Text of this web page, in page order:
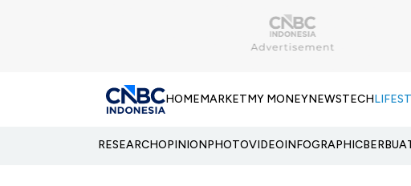
HOMEMARKETMY MONEYNEWSTECH
RESEARCHOPINIONPHOTOVIDEOINFOGRAPHIC